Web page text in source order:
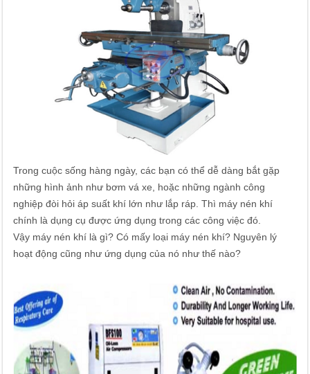
Trong cuộc sống hàng ngày, các bạn có thể dễ dàng bắt gặp
những hình ảnh như bơm vá xe, hoặc những ngành công
nghiệp đòi hỏi áp suất khí lớn như lắp ráp. Thì máy nén khí
chính là dụng cụ được ứng dụng trong các công việc đó.
Vậy máy nén khí là gì? Có mấy loại máy nén khí? Nguyên lý
hoạt động cũng như ứng dụng của nó như thế nào?